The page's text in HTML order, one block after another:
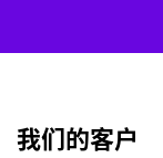
我们的客户